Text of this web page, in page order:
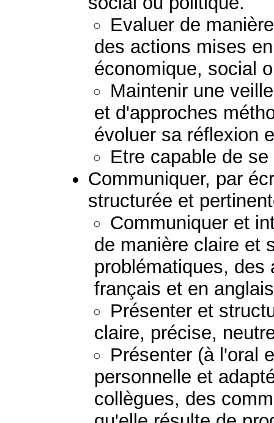
Evaluer de
des actions mises
économique, social
Maintenir une
et d'approches
évoluer sa réflexion
Etre capable de
Communiquer, par
structurée et
Communiquer et
de manière claire et
problématiques,
français et en
Présenter et
claire, précise,
Présenter (à l'oral
personnelle et
collègues, des